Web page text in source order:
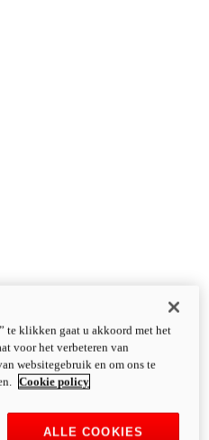
te klikken gaat u akkoord met het
voor het verbeteren van
websitegebruik en om ons te
Cookie policy
ALLE COOKIES